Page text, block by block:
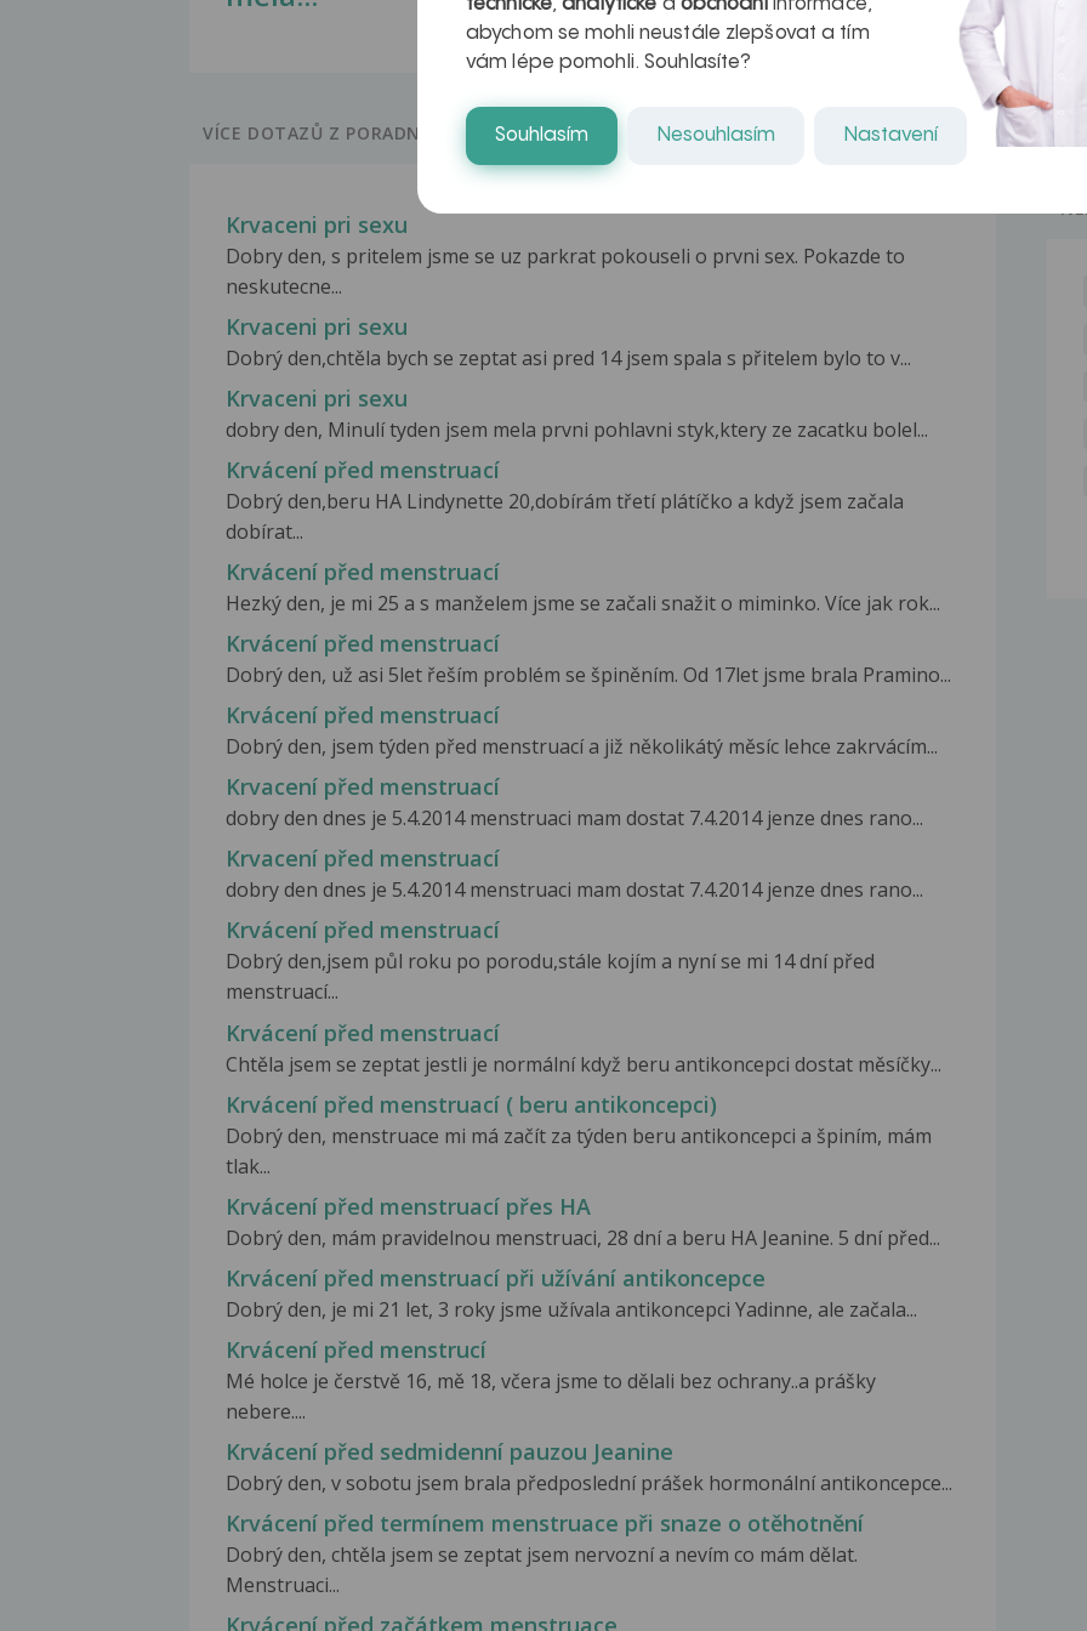
VÍCE DOTAZŮ Z PORADNY
Krvaceni pri sexu
Dobry den, s pritelem jsme se uz parkrat pokouseli o prvni sex. Pokazde to
neskutecne...
Krvaceni pri sexu
Dobrý den,chtěla bych se zeptat asi pred 14 jsem spala s přitelem bylo to v...
Krvaceni pri sexu
dobry den, Minulí tyden jsem mela prvni pohlavni styk,ktery ze zacatku bolel...
Krvácení před menstruací
Dobrý den,beru HA Lindynette 20,dobírám třetí plátíčko a když jsem začala
dobírat...
Krvácení před menstruací
Hezký den, je mi 25 a s manželem jsme se začali snažit o miminko. Více jak rok...
Krvácení před menstruací
Dobrý den, už asi 5let řeším problém se špiněním. Od 17let jsme brala Pramino...
Krvácení před menstruací
Dobrý den, jsem týden před menstruací a již několikátý měsíc lehce zakrvácím...
Krvacení před menstruací
dobry den dnes je 5.4.2014 menstruaci mam dostat 7.4.2014 jenze dnes rano...
Krvacení před menstruací
dobry den dnes je 5.4.2014 menstruaci mam dostat 7.4.2014 jenze dnes rano...
Krvácení před menstruací
Dobrý den,jsem půl roku po porodu,stále kojím a nyní se mi 14 dní před
menstruací...
Krvácení před menstruací
Chtěla jsem se zeptat jestli je normální když beru antikoncepci dostat měsíčky...
Krvácení před menstruací ( beru antikoncepci)
Dobrý den, menstruace mi má začít za týden beru antikoncepci a špiním, mám
tlak...
Krvácení před menstruací přes HA
Dobrý den, mám pravidelnou menstruaci, 28 dní a beru HA Jeanine. 5 dní před...
Krvácení před menstruací při užívání antikoncepce
Dobrý den, je mi 21 let, 3 roky jsme užívala antikoncepci Yadinne, ale začala...
Krvácení před menstrucí
Mé holce je čerstvě 16, mě 18, včera jsme to dělali bez ochrany..a prášky
nebere....
Krvácení před sedmidenní pauzou Jeanine
Dobrý den, v sobotu jsem brala předposlední prášek hormonální antikoncepce...
Krvácení před termínem menstruace při snaze o otěhotnění
Dobrý den, chtěla jsem se zeptat jsem nervozní a nevím co mám dělat.
Menstruaci...
technické,analytické a obchodníinformace,
abychom se mohli neustále zlepšovat a tím
vám lépe pomohli. Souhlasíte?
Souhlasím Nesouhlasím Nastavení